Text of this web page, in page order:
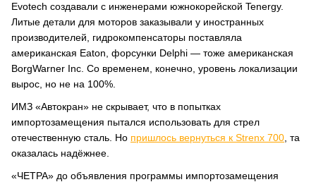
Evotech создавали с инженерами южнокорейской Tenergy.
Литые детали для моторов заказывали у иностранных
производителей, гидрокомпенсаторы поставляла
американская Eaton, форсунки Delphi — тоже американская
BorgWarner Inc. Со временем, конечно, уровень локализации
вырос, но не на 100%.
ИМЗ «Автокран» не скрывает, что в попытках
импортозамещения пытался использовать для стрел
отечественную сталь. Но пришлось вернуться к Strenx 700 , та
оказалась надёжнее.
«ЧЕТРА» до объявления программы импортозамещения